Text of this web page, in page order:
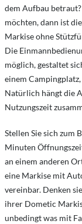
dem Aufbau
möchten, dann ist
Markise ohne
Die
möglich, gestaltet
einem
Natürlich hängt die
Nutzungszeit
Stellen Sie sich zum
Minuten
an einem anderen
eine Markise mit
vereinbar. Denken
ihrer Dometic
unbedingt was mit